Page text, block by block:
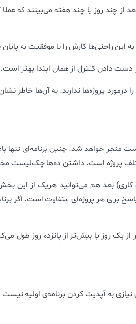
از چند روز یا چند هفته می‌بینند که
این راحتی‌ها کارش را با موفقیت به پایان
دادن کنترل از همان ابتدا بهتر است.
منجر خواهد شد. چنین برنامه‌ای
پروژه است. داشتن ده‌ها چک‌لیست
بعد هم می‌توانید هریک از این
برای هر پروژه‌ای متفاوت است. اگر
یک روز یا بیش‌تر از پانزده روز طول
نیازی به آپدیت کردن برنامه‌ی اولیه